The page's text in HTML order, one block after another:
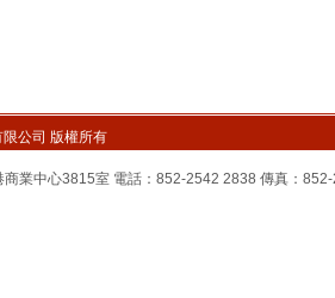
公司 版權所有
業中心3815室 電話：852-2542 2838 傳真：